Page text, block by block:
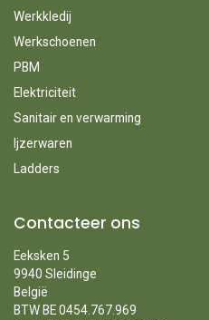
Werkkledij
Werkschoenen
PBM
Elektriciteit
Sanitair en verwarming
Ijzerwaren
Ladders
Contacteer ons
Eeksken 5
9940 Sleidinge
België
BTW BE 0454.767.969